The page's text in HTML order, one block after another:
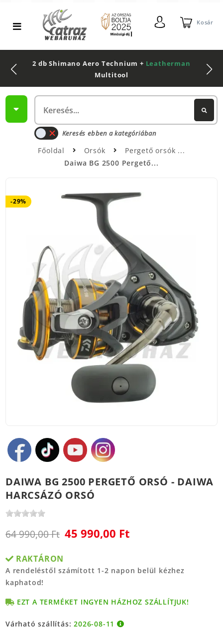
Kosár
2 db Shimano Aero Technium + Leatherman
Multitool
Keresés ebben a kategóriában
Főoldal Orsók
Pergető orsók
Daiwa BG 2500 Pergető...
-29%
DAIWA BG 2500 PERGETŐ ORSÓ - DAIWA
HARCSÁZÓ ORSÓ
64 990,00 Ft 45 990,00 Ft
RAKTÁRON
A rendeléstől számított 1-2 napon belül kézhez
kaphatod!
EZT A TERMÉKET INGYEN HÁZHOZ SZÁLLÍTJUK!
Várható szállítás:2026-08-11